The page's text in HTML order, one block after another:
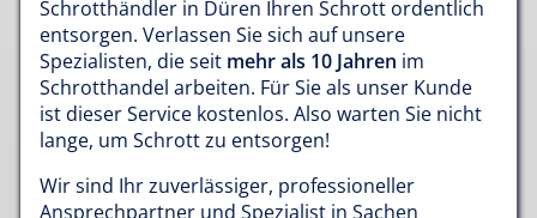
Schrotthändler in Düren Ihren Schrott ordentlich
entsorgen. Verlassen Sie sich auf unsere
Spezialisten, die seit mehr als 10 Jahren im
Schrotthandel arbeiten. Für Sie als unser Kunde
ist dieser Service kostenlos. Also warten Sie nicht
lange, um Schrott zu entsorgen!
Wir sind Ihr zuverlässiger, professioneller
Ansprechpartner und Spezialist in Sachen